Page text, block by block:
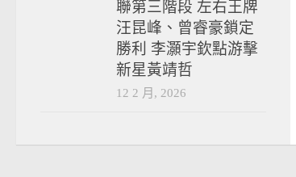
聯第三階段 左右王牌
汪昆峰、曾睿豪鎖定
勝利 李灝宇欽點游擊
新星黃靖哲
12 2 月, 2026